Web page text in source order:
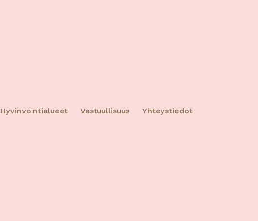
Hyvinvointialueet Vastuullisuus Yhteystiedot